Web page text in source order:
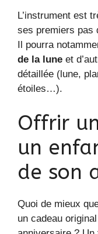
L’instrument est
ses premiers pas
Il pourra
de la lune et
détaillée (lune,
étoiles…).
Offrir
un
de son
Quoi de mieux
un cadeau